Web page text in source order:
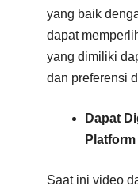
yang baik
dapat
yang dimiliki
dan preferensi
Dapat
Platform
Saat ini video